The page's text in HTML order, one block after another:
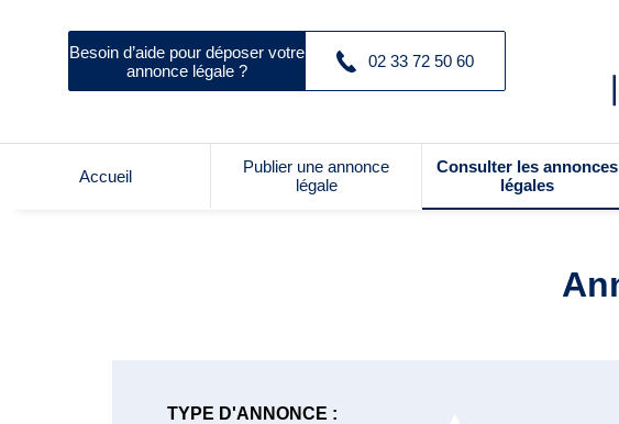
Besoin d’aide pour déposer votre
annonce légale ?
02 33 72 50 60
Accueil
Publier une annonce
légale
Consulter les annonces
légales
TYPE D'ANNONCE :